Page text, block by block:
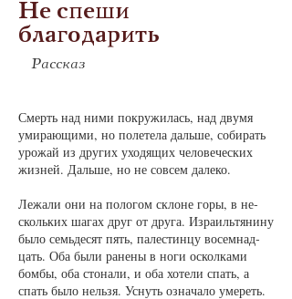
Не спеши
благодарить
Рассказ
Смерть над ни­ми по­кру­жи­лась, над дву­мя
уми­ра­ю­щи­ми, но по­ле­те­ла даль­ше, со­би­рать
уро­жай из дру­гих ухо­дя­щих че­ло­ве­чес­ких
жиз­ней. Даль­ше, но не со­всем да­ле­ко.
Ле­жа­ли они на по­ло­гом скло­не го­ры, в не­
сколь­ких ша­гах друг от дру­га. Из­ра­иль­тя­ни­ну
бы­ло семь­де­сят пять, па­лес­тин­цу во­сем­над­
цать. Оба бы­ли ра­не­ны в но­ги оскол­ка­ми
бом­бы, оба сто­на­ли, и оба хо­те­ли спать, а
спать бы­ло не­льзя. Уснуть озна­ча­ло уме­реть.